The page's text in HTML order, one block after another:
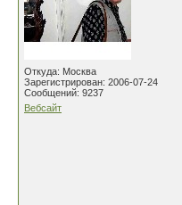
Откуда: Москва
Зарегистрирован: 2006-07-24
Сообщений: 9237
Вебсайт